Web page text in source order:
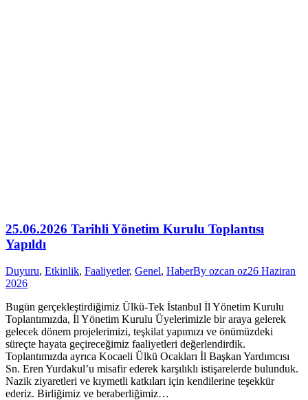
25.06.2026 Tarihli Yönetim Kurulu Toplantısı
Yapıldı
Duyuru, Etkinlik, Faaliyetler, Genel, HaberBy ozcan oz26 Haziran
2026
Bugün gerçekleştirdiğimiz Ülkü-Tek İstanbul İl Yönetim Kurulu
Toplantımızda, İl Yönetim Kurulu Üyelerimizle bir araya gelerek
gelecek dönem projelerimizi, teşkilat yapımızı ve önümüzdeki
süreçte hayata geçireceğimiz faaliyetleri değerlendirdik.
Toplantımızda ayrıca Kocaeli Ülkü Ocakları İl Başkan Yardımcısı
Sn. Eren Yurdakul’u misafir ederek karşılıklı istişarelerde bulunduk.
Nazik ziyaretleri ve kıymetli katkıları için kendilerine teşekkür
ederiz. Birliğimiz ve beraberliğimiz…